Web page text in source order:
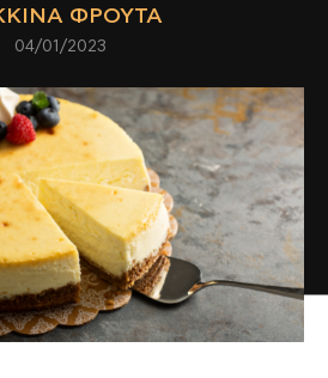
ΦΡΟΎΤΑ
04/01/2023